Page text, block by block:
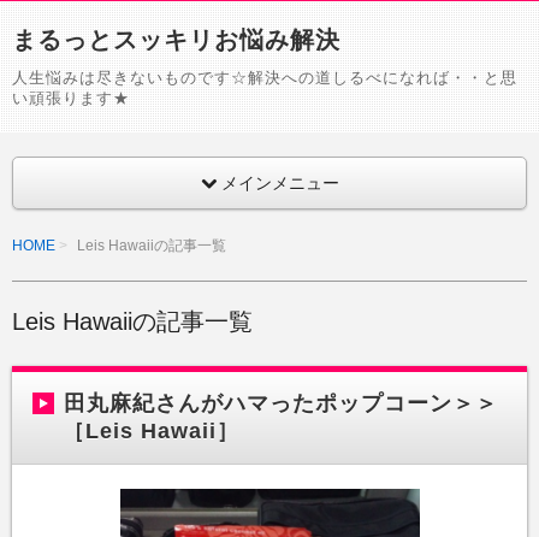
まるっとスッキリお悩み解決
人生悩みは尽きないものです☆解決への道しるべになれば・・と思
い頑張ります★
メインメニュー
HOME Leis Hawaiiの記事一覧
Leis Hawaiiの記事一覧
田丸麻紀さんがハマったポップコーン＞＞
［Leis Hawaii］